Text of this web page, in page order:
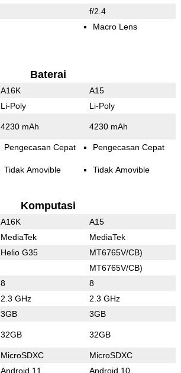
f/2.4
Macro Lens
Baterai
A16K A15
Li-Poly Li-Poly
4230 mAh 4230 mAh
Pengecasan Cepat
Tidak Amovible
Pengecasan Cepat
Tidak Amovible
Komputasi
A16K A15
MediaTek MediaTek
Helio G35 MT6765V/CB)
MT6765V/CB)
8 8
2.3 GHz 2.3 GHz
3GB 3GB
32GB 32GB
MicroSDXC MicroSDXC
Android 11 Android 10